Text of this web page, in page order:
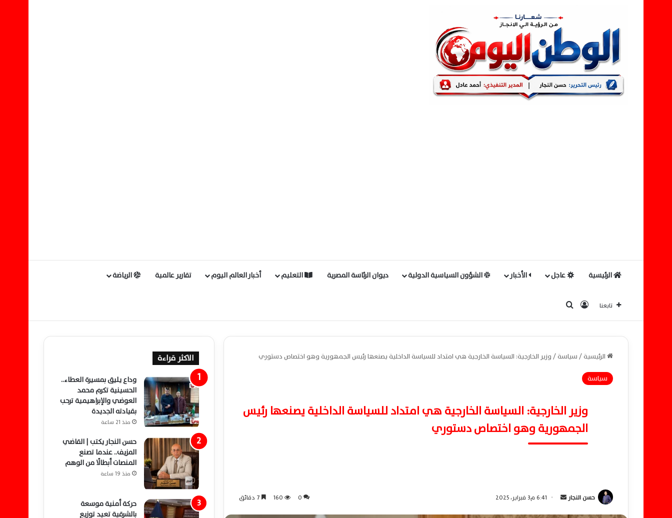
الرئيسية عاجل الأخبار الشؤون السياسية الدولية ديوان الرئاسة المصرية التعليم أخبار العالم اليوم تقارير عالمية الرياضة
تابعنا تسجيل الدخول
الرئيسية/سياسة/وزير الخارجية: السياسة الخارجية هي امتداد للسياسة الداخلية يصنعها رئيس الجمهورية وهو اختصاص دستوري
سياسة
وزير الخارجية: السياسة الخارجية هي امتداد للسياسة الداخلية يصنعها رئيس
الجمهورية وهو اختصاص دستوري
حسن النجار 6:41 م3 فبراير، 2025 0
160
الاكثر قراءة
وداع يليق بمسيرة العطاء..
الحسينية تكرم محمد
العوضي والإبراهيمية ترحب
بقيادته الجديدة
منذ 21 ساعة
حسن النجار يكتب | القاضي
المزيف.. عندما تصنع
المنصات أبطالًا من الوهم
منذ 19 ساعة
حركة أمنية موسعة
بالشرقية تعيد توزيع